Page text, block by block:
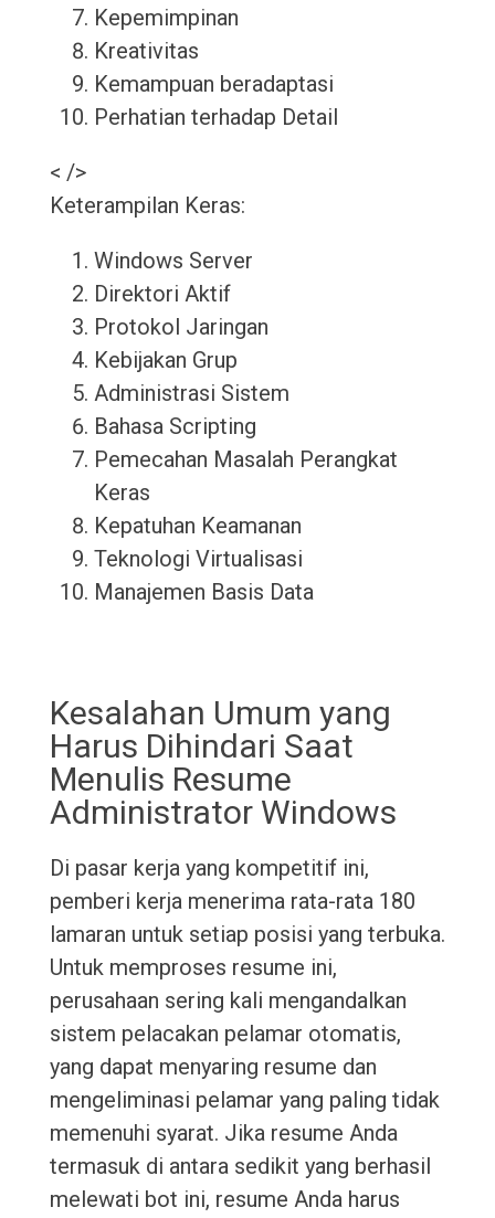
Kepemimpinan
Kreativitas
Kemampuan beradaptasi
Perhatian terhadap Detail
< />
Keterampilan Keras:
Windows Server
Direktori Aktif
Protokol Jaringan
Kebijakan Grup
Administrasi Sistem
Bahasa Scripting
Pemecahan Masalah Perangkat
Keras
Kepatuhan Keamanan
Teknologi Virtualisasi
Manajemen Basis Data
Kesalahan Umum yang
Harus Dihindari Saat
Menulis Resume
Administrator Windows
Di pasar kerja yang kompetitif ini,
pemberi kerja menerima rata-rata 180
lamaran untuk setiap posisi yang terbuka.
Untuk memproses resume ini,
perusahaan sering kali mengandalkan
sistem pelacakan pelamar otomatis,
yang dapat menyaring resume dan
mengeliminasi pelamar yang paling tidak
memenuhi syarat. Jika resume Anda
termasuk di antara sedikit yang berhasil
melewati bot ini, resume Anda harus